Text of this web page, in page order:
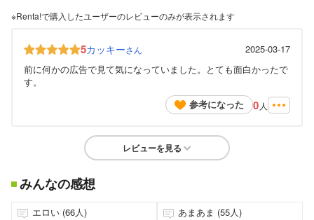
※Renta!で購入したユーザーのレビューのみが表示されます
5カッキーさん
2025-03-17
前に何かの広告で見て気になっていました。とても面白かったで
す。
参考になった
0 人
レビューを見る
みんなの感想
エロい (66人)
あまあま (55人)